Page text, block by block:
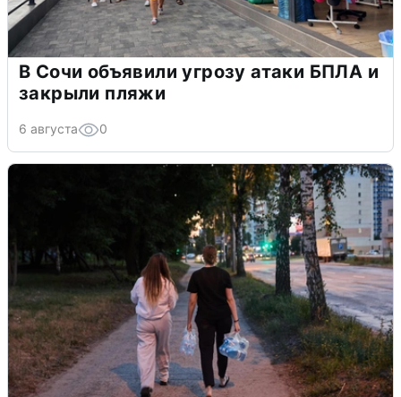
В Сочи объявили угрозу атаки БПЛА и
закрыли пляжи
6 августа 0